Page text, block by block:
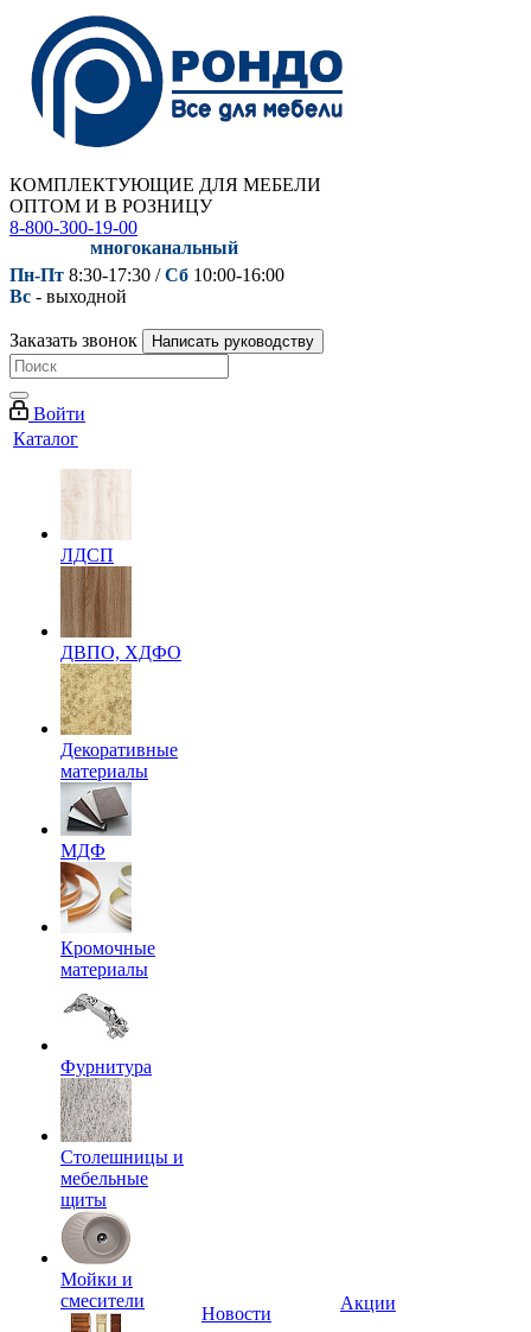
КОМПЛЕКТУЮЩИЕ ДЛЯ МЕБЕЛИ
ОПТОМ И В РОЗНИЦУ
8-800-300-19-00
многоканальный
Пн-Пт 8:30-17:30 /Сб 10:00-16:00
Вс - выходной
Заказать звонок Написать руководству
Войти
Каталог
ЛДСП
ДВПО, ХДФО
Декоративные
материалы
МДФ
Кромочные
материалы
Фурнитура
Столешницы и
мебельные
щиты
Мойки и
смесители
Новости
Акции